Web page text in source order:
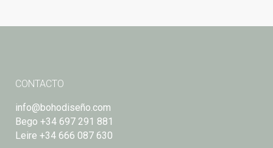
CONTACTO
info@bohodiseño.com
Bego +34 697 291 881
Leire +34 666 087 630